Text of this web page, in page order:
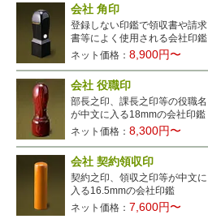
会社 角印
登録しない印鑑で領収書や請求
書等によく使用される会社印鑑
ネット価格：8,900円〜
会社 役職印
部長之印、課長之印等の役職名
が中文に入る18mmの会社印鑑
ネット価格：8,300円〜
会社 契約領収印
契約之印、領収之印等が中文に
入る16.5mmの会社印鑑
ネット価格：7,600円〜